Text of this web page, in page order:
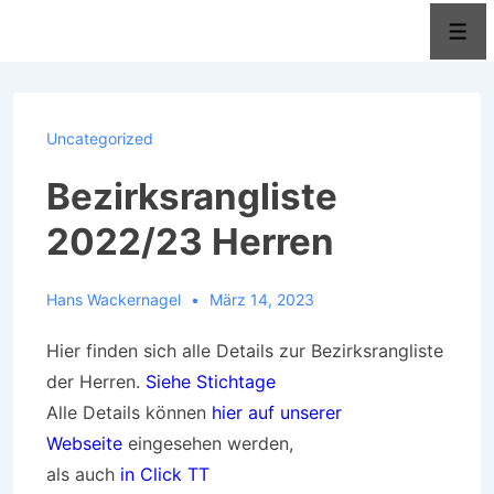
Uncategorized
Bezirksrangliste
2022/23 Herren
Hans Wackernagel März 14, 2023
Hier finden sich alle Details zur Bezirksrangliste
der Herren. Siehe Stichtage
Alle Details können hier auf unserer
Webseite eingesehen werden,
als auch in Click TT